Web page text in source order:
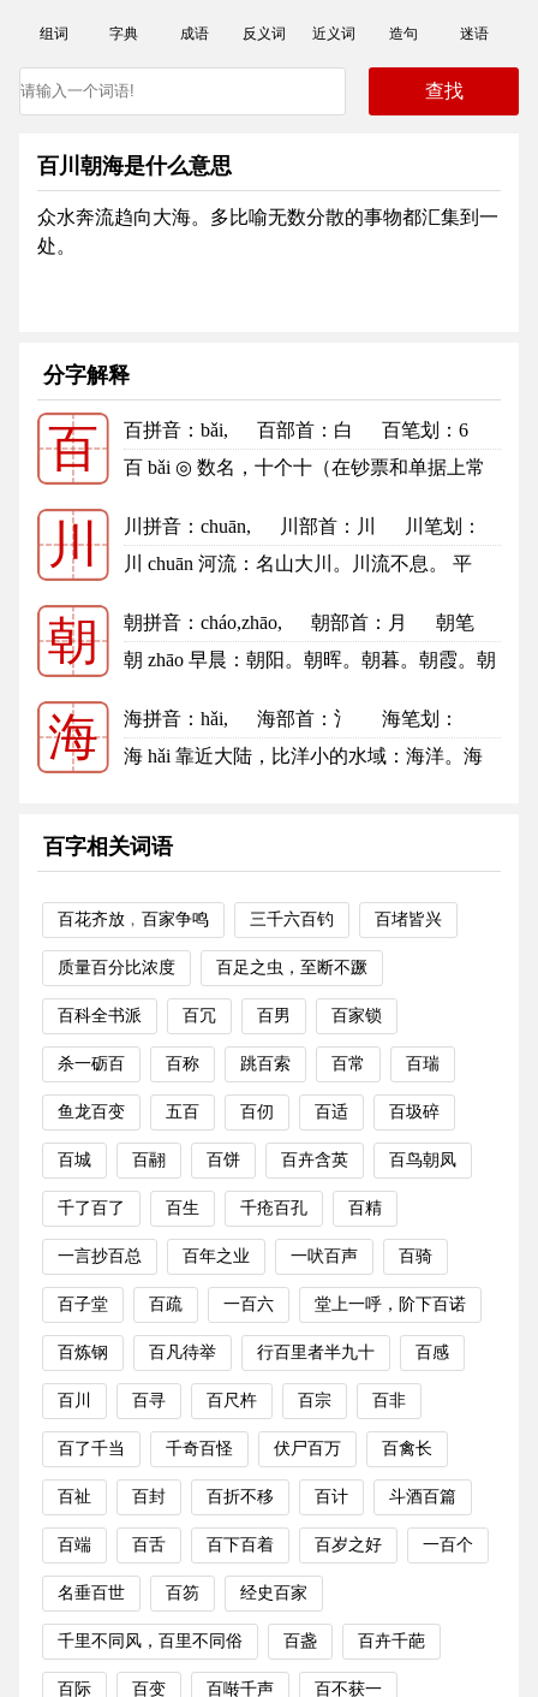
组词 字典 成语 反义词 近义词 造句 迷语
百川朝海是什么意思
众水奔流趋向大海。多比喻无数分散的事物都汇集到一
处。
分字解释
百 百拼音 ：bǎi, 百部首 ：白
百笔划：6
百的笔顺
百 bǎi ◎ 数名，十个十（在钞票和单据上常
川 川拼音 ：chuān, 川部首 ：川
川笔划：
3
川的笔顺
川 chuān 河流：名山大川。川流不息。 平
朝 朝拼音 ：cháo,zhāo, 朝部首 ：月
朝笔
划：12
朝的笔顺
朝 zhāo 早晨：朝阳。朝晖。朝暮。朝霞。朝
海 海拼音 ：hǎi, 海部首 ：氵
海笔划：
10
海的笔顺
海 hǎi 靠近大陆，比洋小的水域：海洋。海
百字相关词语
百花齐放﹐百家争鸣 三千六百钓 百堵皆兴
质量百分比浓度 百足之虫，至断不蹶
百科全书派 百冗 百男 百家锁
杀一砺百 百称 跳百索 百常 百瑞
鱼龙百变 五百 百仞 百适 百圾碎
百城 百翮 百饼 百卉含英 百鸟朝凤
千了百了 百生 千疮百孔 百精
一言抄百总 百年之业 一吠百声 百骑
百子堂 百疏 一百六 堂上一呼，阶下百诺
百炼钢 百凡待举 行百里者半九十 百感
百川 百寻 百尺杵 百宗 百非
百了千当 千奇百怪 伏尸百万 百禽长
百祉 百封 百折不移 百计 斗酒百篇
百端 百舌 百下百着 百岁之好 一百个
名垂百世 百笏 经史百家
千里不同风，百里不同俗 百盏 百卉千葩
百际 百变 百啭千声 百不获一